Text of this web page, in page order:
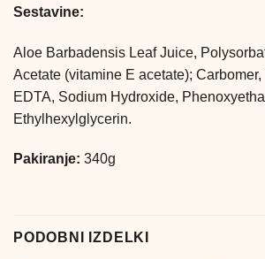
Sestavine:
Aloe Barbadensis Leaf Juice,
Acetate (vitamine E acetate);
EDTA, Sodium Hydroxide,
Ethylhexylglycerin.
Pakiranje: 340g
PODOBNI IZDELKI